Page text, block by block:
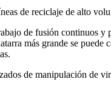
de reciclaje de alto
de fusión continuos y
más grande se
de manipulación de